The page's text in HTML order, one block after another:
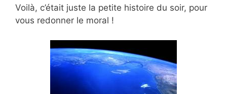
Voilà, c’était juste la petite histoire du soir, pour
vous redonner le moral !